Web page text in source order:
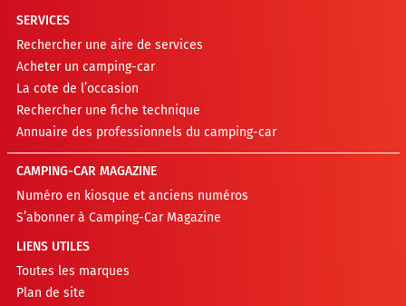
SERVICES
Rechercher une aire de services
Acheter un camping-car
La cote de l’occasion
Rechercher une fiche technique
Annuaire des professionnels du camping-car
CAMPING-CAR MAGAZINE
Numéro en kiosque et anciens numéros
S’abonner à Camping-Car Magazine
LIENS UTILES
Toutes les marques
Plan de site